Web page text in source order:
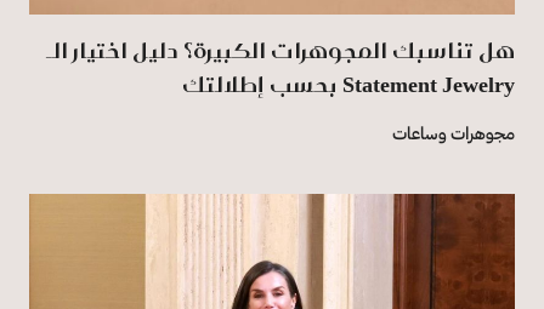
هل تناسبك المجوهرات الكبيرة؟ دليل اختيار الـ
Statement Jewelry بحسب إطلالتك
مجوهرات وساعات